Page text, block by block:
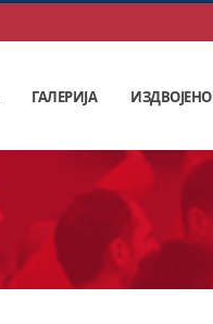
ГАЛЕРИЈА ИЗДВОЈЕНО